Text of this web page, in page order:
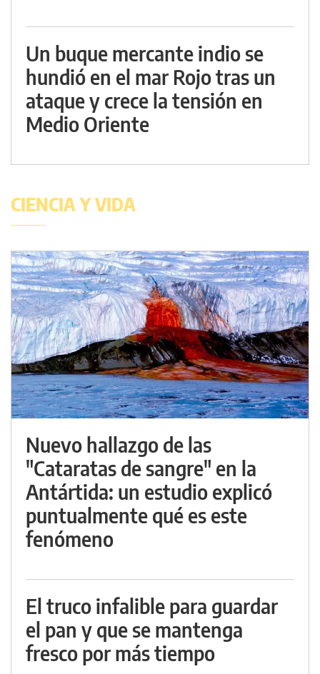
Un buque mercante indio se
hundió en el mar Rojo tras un
ataque y crece la tensión en
Medio Oriente
CIENCIA Y VIDA
Nuevo hallazgo de las
"Cataratas de sangre" en la
Antártida: un estudio explicó
puntualmente qué es este
fenómeno
El truco infalible para guardar
el pan y que se mantenga
fresco por más tiempo